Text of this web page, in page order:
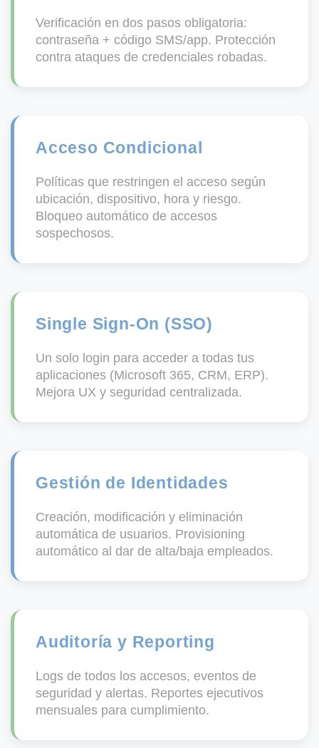
Verificación en dos pasos obligatoria:
contraseña + código SMS/app. Protección
contra ataques de credenciales robadas.
Acceso Condicional
Políticas que restringen el acceso según
ubicación, dispositivo, hora y riesgo.
Bloqueo automático de accesos
sospechosos.
Single Sign-On (SSO)
Un solo login para acceder a todas tus
aplicaciones (Microsoft 365, CRM, ERP).
Mejora UX y seguridad centralizada.
Gestión de Identidades
Creación, modificación y eliminación
automática de usuarios. Provisioning
automático al dar de alta/baja empleados.
Auditoría y Reporting
Logs de todos los accesos, eventos de
seguridad y alertas. Reportes ejecutivos
mensuales para cumplimiento.